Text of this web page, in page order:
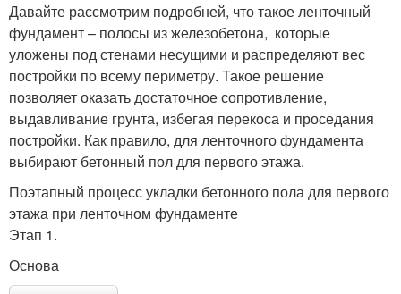
Давайте рассмотрим подробней, что такое ленточный
фундамент – полосы из железобетона, которые
уложены под стенами несущими и распределяют вес
постройки по всему периметру. Такое решение
позволяет оказать достаточное сопротивление,
выдавливание грунта, избегая перекоса и проседания
постройки. Как правило, для ленточного фундамента
выбирают бетонный пол для первого этажа.
Поэтапный процесс укладки бетонного пола для первого
этажа при ленточном фундаменте
Этап 1.
Основа